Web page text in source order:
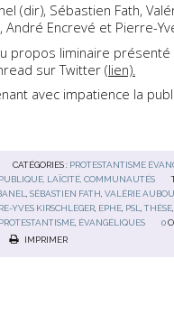
(dir), Sébastien Fath,
André Encrevé et Pierre-
propos liminaire présenté
sur Twitter (lien).
avec impatience la
CATÉGORIES : PROTESTANTISME
LAÏCITÉ, COMMUNAUTÉS
,SÉBASTIEN FATH,VALÉRIE
YVES KIRSCHLEGER, EPHE, PSL,THÈSE
PROTESTANTISME, ÉVANGÉLIQUES 0
IMPRIMER